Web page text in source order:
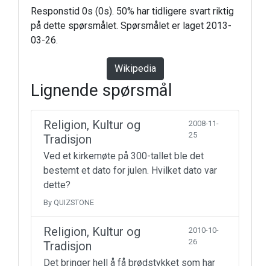
Responstid 0s (0s). 50% har tidligere svart riktig
på dette spørsmålet. Spørsmålet er laget 2013-
03-26.
Wikipedia
Lignende spørsmål
Religion, Kultur og
Tradisjon
2008-11-
25
Ved et kirkemøte på 300-tallet ble det
bestemt et dato for julen. Hvilket dato var
dette?
By QUIZSTONE
Religion, Kultur og
Tradisjon
2010-10-
26
Det bringer hell å få brødstykket som har